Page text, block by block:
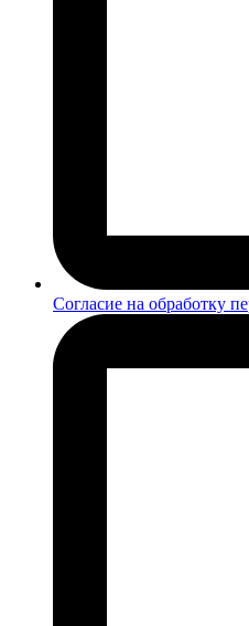
Согласие на обработку